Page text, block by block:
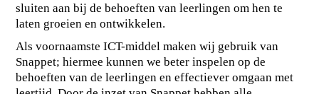
sluiten aan bij de behoeften van leerlingen om hen te
laten groeien en ontwikkelen.
Als voornaamste ICT-middel maken wij gebruik van
Snappet; hiermee kunnen we beter inspelen op de
behoeften van de leerlingen en effectiever omgaan met